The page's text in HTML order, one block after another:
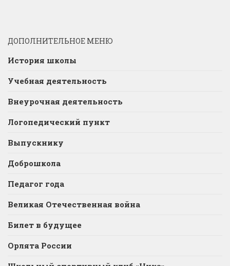
ДОПОЛНИТЕЛЬНОЕ МЕНЮ
История школы
Учебная деятельность
Внеурочная деятельность
Логопедический пункт
Выпускнику
Доброшкола
Педагог года
Великая Отечественная война
Билет в будущее
Орлята России